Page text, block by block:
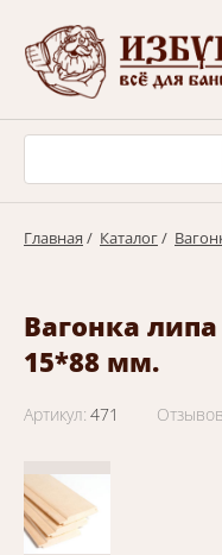
Главная / Каталог/
Вагонка
15*88 мм.
Артикул: 471